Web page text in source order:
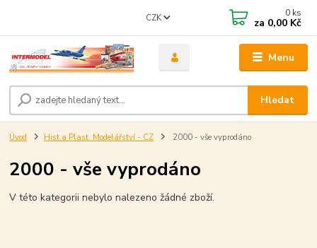
Menu
CZK
Hledat
0 ks
za 0,00 Kč
Úvod Hist.a Plast. Modelářství - CZ 2000 - vše vyprodáno
2000 - vše vyprodáno
V této kategorii nebylo nalezeno žádné zboží.